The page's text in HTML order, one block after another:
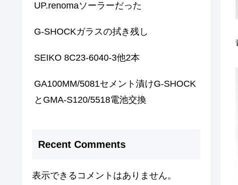
UP.renomaソーラーだった
G-SHOCKガラスの拭き残し
SEIKO 8C23-6040-3他2本
GA100MM/5081セメント漬けG-SHOCK
とGMA-S120/5518電池交換
Recent Comments
表示できるコメントはありません。